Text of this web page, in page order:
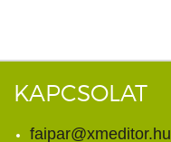
KAPCSOLAT
faipar@xmeditor.hu